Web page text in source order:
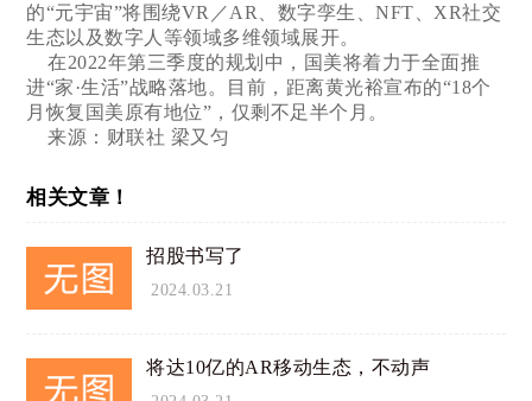
的“元宇宙”将围绕VR／AR、数字孪生、NFT、XR社交
生态以及数字人等领域多维领域展开。
在2022年第三季度的规划中，国美将着力于全面推
进“家·生活”战略落地。目前，距离黄光裕宣布的“18个
月恢复国美原有地位”，仅剩不足半个月。
来源：财联社 梁又匀
相关文章！
招股书写了
2024.03.21
将达10亿的AR移动生态，不动声